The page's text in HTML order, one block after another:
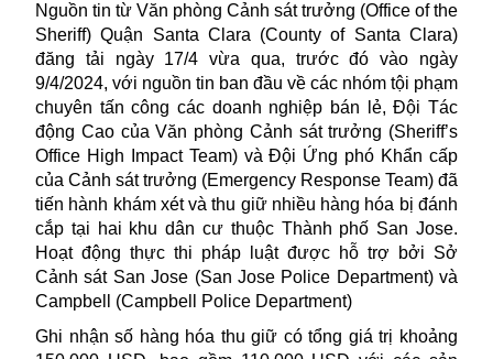
Nguồn tin từ Văn phòng Cảnh sát trưởng (Office of the
Sheriff) Quận Santa Clara (County of Santa Clara)
đăng tải ngày 17/4 vừa qua, trước đó vào ngày
9/4/2024, với nguồn tin ban đầu về các nhóm tội phạm
chuyên tấn công các doanh nghiệp bán lẻ, Đội Tác
động Cao của Văn phòng Cảnh sát trưởng (Sheriff’s
Office High Impact Team) và Đội Ứng phó Khẩn cấp
của Cảnh sát trưởng (Emergency Response Team) đã
tiến hành khám xét và thu giữ nhiều hàng hóa bị đánh
cắp tại hai khu dân cư thuộc Thành phố San Jose.
Hoạt động thực thi pháp luật được hỗ trợ bởi Sở
Cảnh sát San Jose (San Jose Police Department) và
Campbell (Campbell Police Department)
Ghi nhận số hàng hóa thu giữ có tổng giá trị khoảng